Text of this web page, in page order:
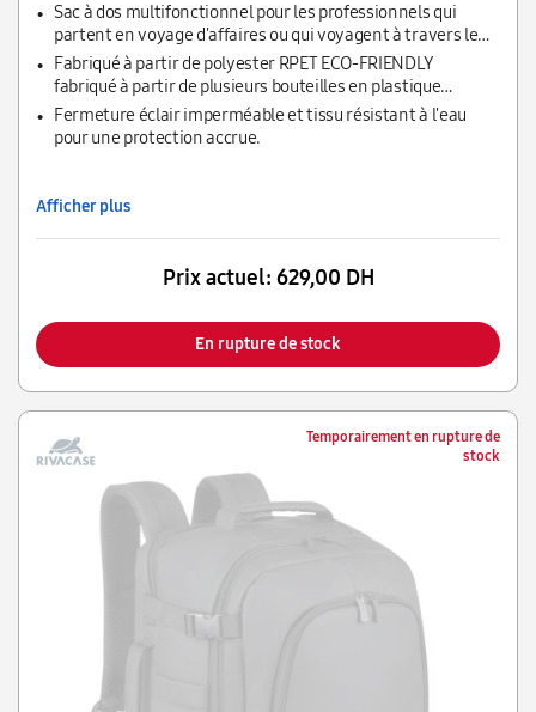
Sac à dos multifonctionnel pour les professionnels qui
partent en voyage d'affaires ou qui voyagent à travers le
monde
Fabriqué à partir de polyester RPET ECO-FRIENDLY
fabriqué à partir de plusieurs bouteilles en plastique
usagées qui auraient pu finir dans les décharges ou dans les
océans.
Fermeture éclair imperméable et tissu résistant à l'eau
pour une protection accrue.
Afficher plus
Prix actuel: 629,00 DH
En rupture de stock
Temporairement en rupture de
stock